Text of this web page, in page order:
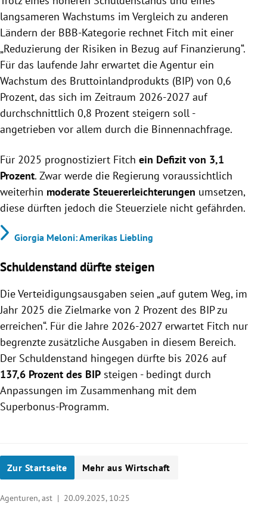
langsameren Wachstums im Vergleich zu anderen
Ländern der BBB-Kategorie rechnet Fitch mit einer
„Reduzierung der Risiken in Bezug auf Finanzierung“.
Für das laufende Jahr erwartet die Agentur ein
Wachstum des Bruttoinlandprodukts (BIP) von 0,6
Prozent, das sich im Zeitraum 2026-2027 auf
durchschnittlich 0,8 Prozent steigern soll -
angetrieben vor allem durch die Binnennachfrage.
Für 2025 prognostiziert Fitch ein Defizit von 3,1
Prozent. Zwar werde die Regierung voraussichtlich
weiterhin moderate Steuererleichterungen umsetzen,
diese dürften jedoch die Steuerziele nicht gefährden.
Giorgia Meloni: Amerikas Liebling
Schuldenstand dürfte steigen
Die Verteidigungsausgaben seien „auf gutem Weg, im
Jahr 2025 die Zielmarke von 2 Prozent des BIP zu
erreichen“. Für die Jahre 2026-2027 erwartet Fitch nur
begrenzte zusätzliche Ausgaben in diesem Bereich.
Der Schuldenstand hingegen dürfte bis 2026 auf
137,6 Prozent des BIP steigen - bedingt durch
Anpassungen im Zusammenhang mit dem
Superbonus-Programm.
Zur Startseite Mehr aus Wirtschaft
Agenturen, ast | 20.09.2025, 10:25